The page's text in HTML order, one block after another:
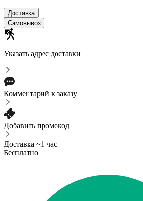
Доставка
Самовывоз
Указать адрес доставки
Комментарий к заказу
Добавить промокод
Доставка ~1 час
Бесплатно